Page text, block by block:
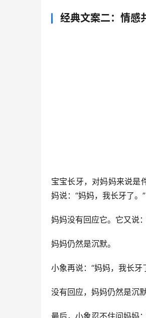
经典文案二：情感
宝宝长牙，对妈妈来说是
妈说：“妈妈，我长牙了。”
妈妈没有回应它。它又说
妈妈仍然是沉默。
小象再说：“妈妈，我长牙
没有回应，妈妈仍然是沉默